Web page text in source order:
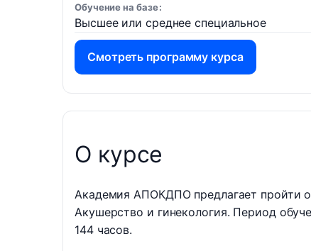
Обучение на базе
Высшее или среднее специальное
Смотреть программу курса
О курсе
Академия АПОКДПО предлагает пройти
Акушерство и гинекология. Период
144 часов.